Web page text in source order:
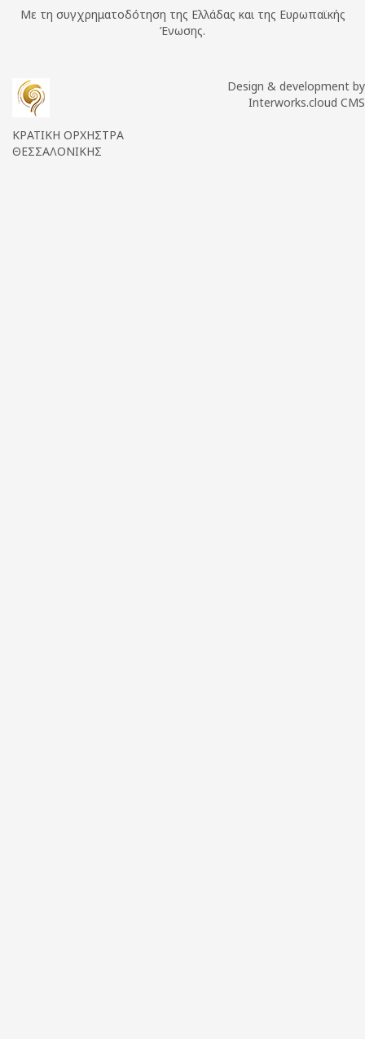
Με τη συγχρηματοδότηση της Ελλάδας και της Ευρωπαϊκής
Ένωσης.
ΚΡΑΤΙΚΗ ΟΡΧΗΣΤΡΑ
ΘΕΣΣΑΛΟΝΙΚΗΣ
Design & development by
Interworks.cloud CMS